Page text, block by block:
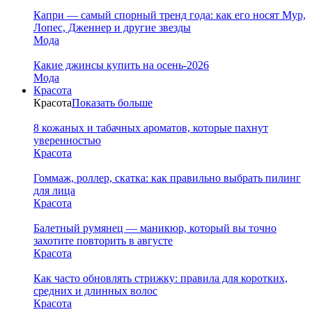
Капри — самый спорный тренд года: как его носят Мур,
Лопес, Дженнер и другие звезды
Мода
Какие джинсы купить на осень-2026
Мода
Красота
КрасотаПоказать больше
8 кожаных и табачных ароматов, которые пахнут
уверенностью
Красота
Гоммаж, роллер, скатка: как правильно выбрать пилинг
для лица
Красота
Балетный румянец — маникюр, который вы точно
захотите повторить в августе
Красота
Как часто обновлять стрижку: правила для коротких,
средних и длинных волос
Красота